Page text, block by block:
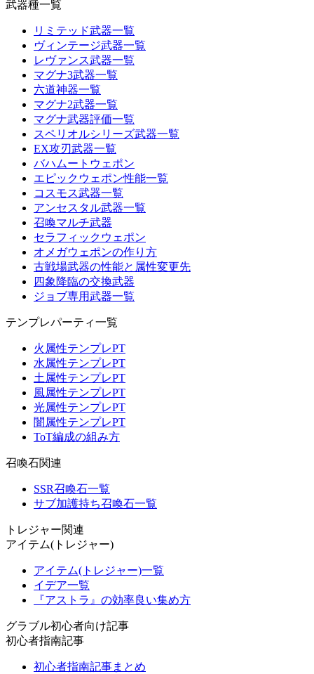
武器種一覧
リミテッド武器一覧
ヴィンテージ武器一覧
レヴァンス武器一覧
マグナ3武器一覧
六道神器一覧
マグナ2武器一覧
マグナ武器評価一覧
スペリオルシリーズ武器一覧
EX攻刃武器一覧
バハムートウェポン
エピックウェポン性能一覧
コスモス武器一覧
アンセスタル武器一覧
召喚マルチ武器
セラフィックウェポン
オメガウェポンの作り方
古戦場武器の性能と属性変更先
四象降臨の交換武器
ジョブ専用武器一覧
テンプレパーティ一覧
火属性テンプレPT
水属性テンプレPT
土属性テンプレPT
風属性テンプレPT
光属性テンプレPT
闇属性テンプレPT
ToT編成の組み方
召喚石関連
SSR召喚石一覧
サブ加護持ち召喚石一覧
トレジャー関連
アイテム(トレジャー)
アイテム(トレジャー)一覧
イデア一覧
『アストラ』の効率良い集め方
グラブル初心者向け記事
初心者指南記事
初心者指南記事まとめ